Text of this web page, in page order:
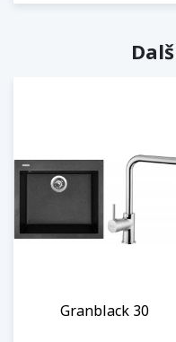
Granblack 30